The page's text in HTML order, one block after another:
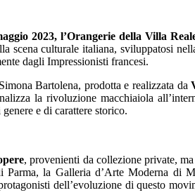
2023, l’Orangerie della Villa
scena culturale italiana, sviluppatosi
dagli Impressionisti francesi.
Bartolena, prodotta e realizzata da
la rivoluzione macchiaiola
e di carattere storico.
, provenienti da collezione private,
Parma, la Galleria d’Arte Moderna di
dell’evoluzione di questo